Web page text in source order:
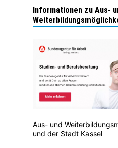
Informationen zu Aus-
Aus- und
und der Stadt Kassel